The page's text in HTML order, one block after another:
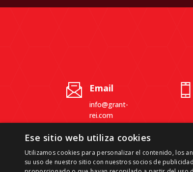
Email
info@grant-
rei.com
Ese sitio web utiliza cookies
Utilizamos cookies para personalizar el contenido, los
su uso de nuestro sitio con nuestros socios de